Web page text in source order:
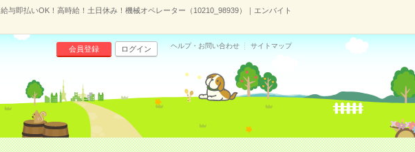
給与即払いOK！高時給！土日休み！機械オペレーター（10210_98939）｜エンバイト
会員登録 ログイン ヘルプ・お問い合わせ サイトマップ